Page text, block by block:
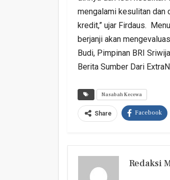
mengalami kesulitan dan
kredit,” ujar Firdaus.
berjanji akan
Budi, Pimpinan BRI
Berita Sumber Dari
Nasabah Kecewa
Share Facebook
Redaksi